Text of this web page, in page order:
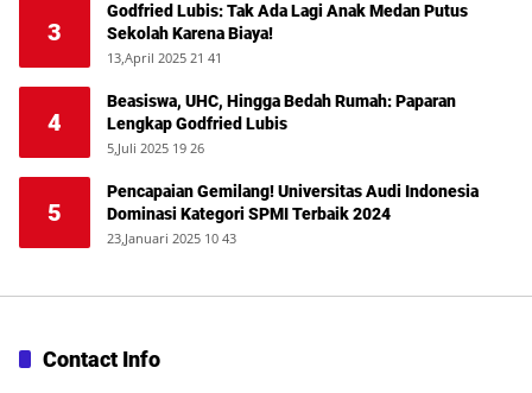
3
Godfried Lubis: Tak Ada Lagi Anak Medan Putus
Sekolah Karena Biaya!
13,April 2025 21 41
4
Beasiswa, UHC, Hingga Bedah Rumah: Paparan
Lengkap Godfried Lubis
5,Juli 2025 19 26
5
Pencapaian Gemilang! Universitas Audi Indonesia
Dominasi Kategori SPMI Terbaik 2024
23,Januari 2025 10 43
Contact Info